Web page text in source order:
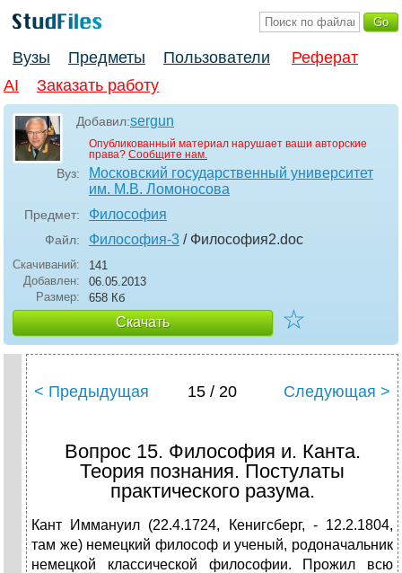
Вузы Предметы Пользователи
Реферат
AI
Заказать работу
Добавил:sergun
Опубликованный материал нарушает ваши авторские
права? Сообщите нам.
Вуз:
Московский государственный университет
им. М.В. Ломоносова
Предмет: Философия
Файл: Философия-3 / Философия2.doc
Скачиваний:
141
Добавлен:
06.05.2013
Размер:
658 Кб
Скачать ☆
< Предыдущая 15 / 20 Следующая >
Вопрос 15. Философия и. Канта.
Теория познания. Постулаты
практического разума.
Кант Иммануил (22.4.1724, Кенигсберг, - 12.2.1804,
там же) немецкий философ и ученый, родоначальник
немецкой классической философии. Прожил всю